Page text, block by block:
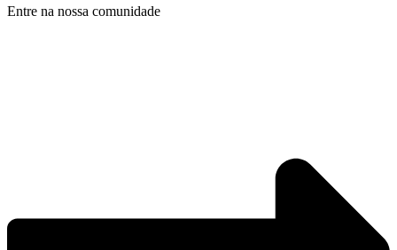
Entre na nossa comunidade